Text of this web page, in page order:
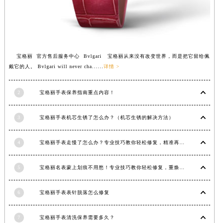
宝格丽 官方售后服务中心 Bvlgari 宝格丽从来没有改变世界，而是把它留给佩
戴它的人。 Bvlgari will never cha......详情 >
2 宝格丽手表保养指南重点内容！
3 宝格丽手表机芯生锈了怎么办？（机芯生锈的解决方法）
4 宝格丽手表走慢了怎么办？专业技巧教你轻松修复，精准再现时间魅力
5 宝格丽名表蒙上划痕不用愁！专业技巧教你轻松修复，重焕奢华光彩
6 宝格丽手表表针脱落怎么修复
7 宝格丽手表清洗保养需要多久？